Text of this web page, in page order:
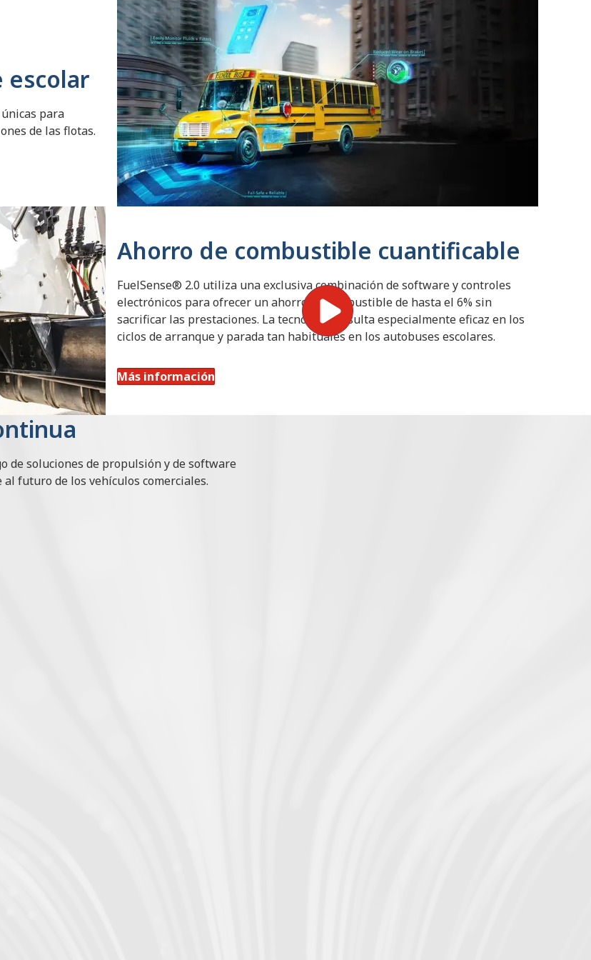
escolar
para
de las flotas.
Ahorro de combustible cuantificable
FuelSense® 2.0 utiliza una exclusiva combinación de software y controles
electrónicos para ofrecer un ahorro de combustible de hasta el 6% sin
sacrificar las prestaciones. La tecnología resulta especialmente eficaz en los
ciclos de arranque y parada tan habituales en los autobuses escolares.
Más información
de soluciones de propulsión y de software
futuro de los vehículos comerciales.